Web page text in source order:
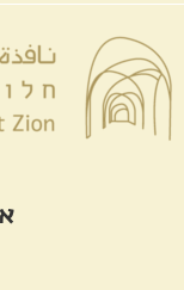
דלג
לתוכן